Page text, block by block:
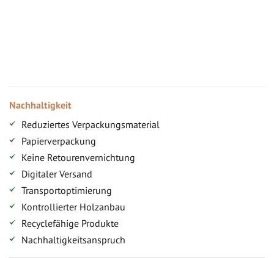
Nachhaltigkeit
Reduziertes Verpackungsmaterial
Papierverpackung
Keine Retourenvernichtung
Digitaler Versand
Transportoptimierung
Kontrollierter Holzanbau
Recyclefähige Produkte
Nachhaltigkeitsanspruch